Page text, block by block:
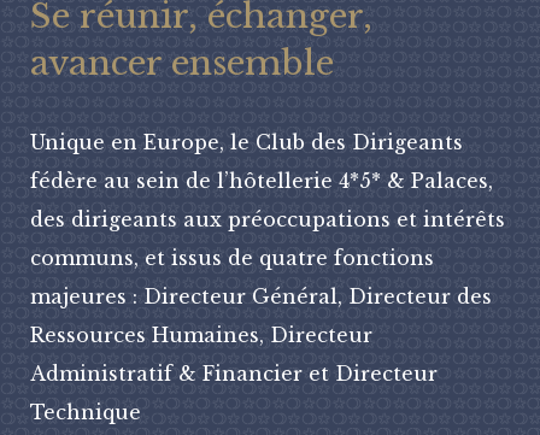
Se réunir, échanger,
avancer ensemble
Unique en Europe, le Club des Dirigeants
fédère au sein de l’hôtellerie 4*5* & Palaces,
des dirigeants aux préoccupations et intérêts
communs, et issus de quatre fonctions
majeures : Directeur Général, Directeur des
Ressources Humaines, Directeur
Administratif & Financier et Directeur
Technique